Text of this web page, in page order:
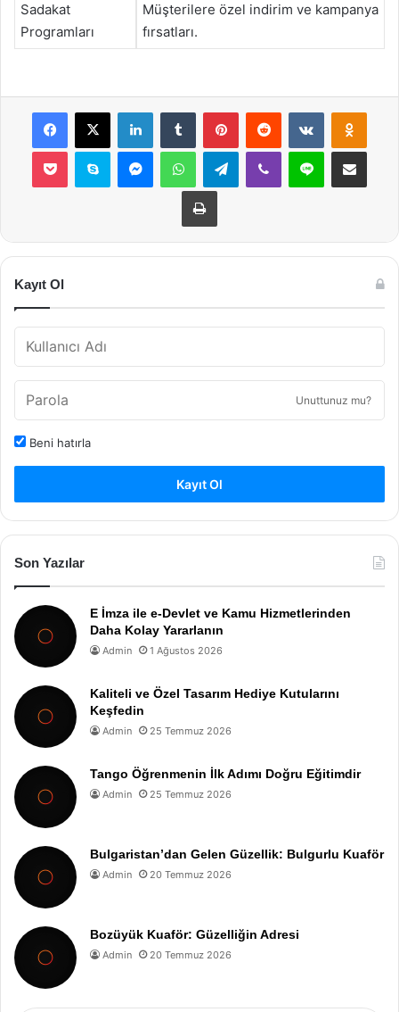
Sadakat
Programları
Müşterilere özel indirim ve kampanya
fırsatları.
Facebook
X LinkedInTumblr PinterestReddit VKontakte
Pocket Skype MessengerWhatsAppTelegramViber Line E-Posta ile
Yazdır
Kayıt Ol
Unuttunuz mu?
Beni hatırla
Kayıt Ol
Son Yazılar
E İmza ile e-Devlet ve Kamu Hizmetlerinden
Daha Kolay Yararlanın
Admin 1 Ağustos 2026
Kaliteli ve Özel Tasarım Hediye Kutularını
Keşfedin
Admin 25 Temmuz 2026
Tango Öğrenmenin İlk Adımı Doğru Eğitimdir
Admin 25 Temmuz 2026
Bulgaristan’dan Gelen Güzellik: Bulgurlu Kuaför
Admin 20 Temmuz 2026
Bozüyük Kuaför: Güzelliğin Adresi
Admin 20 Temmuz 2026